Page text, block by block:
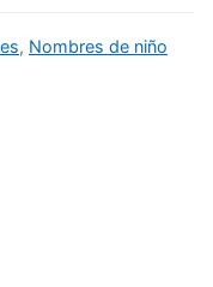
, Nombres de niño